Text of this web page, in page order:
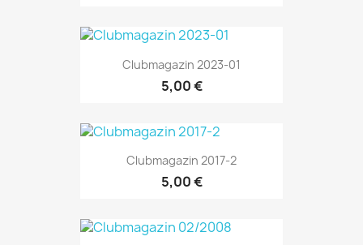
Clubmagazin 2023-01
5,00 €
Clubmagazin 2017-2
5,00 €